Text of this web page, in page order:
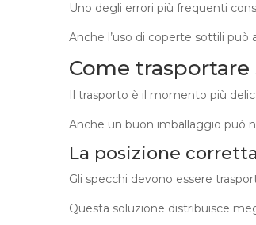
Uno degli errori più frequenti
Anche l’uso di coperte sottili può
Come
Il trasporto è il momento più
Anche un buon imballaggio può
La posizione
Gli specchi devono essere
Questa soluzione distribuisce